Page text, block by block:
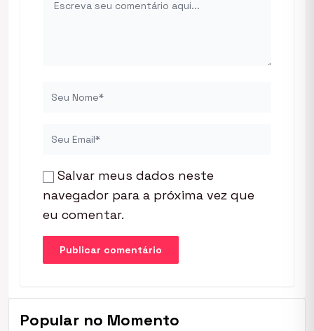
Salvar meus dados neste
navegador para a próxima vez que
eu comentar.
Popular no Momento